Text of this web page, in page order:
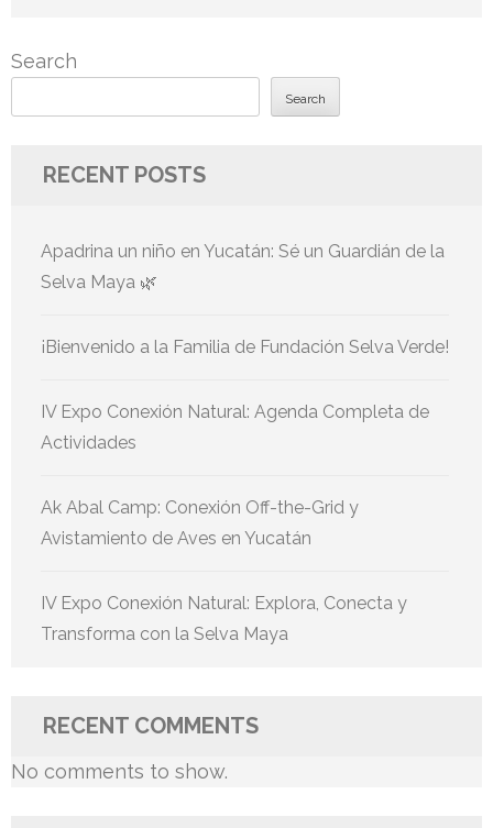
Search
Search
RECENT POSTS
Apadrina un niño en Yucatán: Sé un Guardián de la
Selva Maya 🌿
¡Bienvenido a la Familia de Fundación Selva Verde!
IV Expo Conexión Natural: Agenda Completa de
Actividades
Ak Abal Camp: Conexión Off-the-Grid y
Avistamiento de Aves en Yucatán
IV Expo Conexión Natural: Explora, Conecta y
Transforma con la Selva Maya
RECENT COMMENTS
No comments to show.